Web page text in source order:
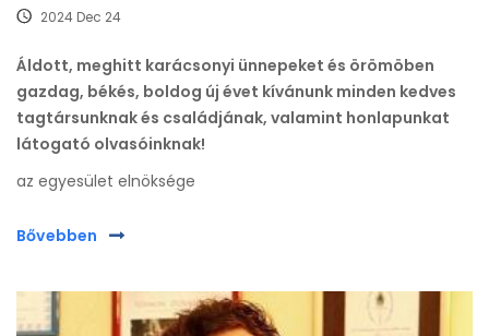
2024 Dec 24
Áldott, meghitt karácsonyi ünnepeket és örömöben
gazdag, békés, boldog új évet kívánunk minden kedves
tagtársunknak és családjának, valamint honlapunkat
látogató olvasóinknak!
az egyesület elnöksége
Bővebben